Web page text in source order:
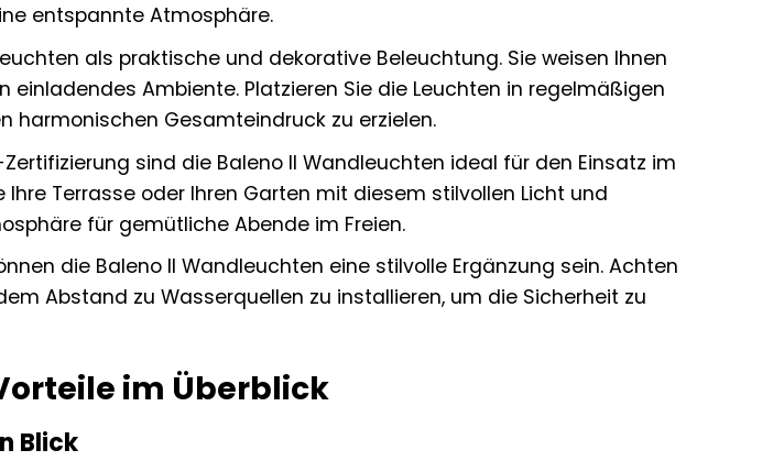
entspannte Atmosphäre.
als praktische und dekorative Beleuchtung. Sie weisen Ihnen
einladendes Ambiente. Platzieren Sie die Leuchten in regelmäßigen
harmonischen Gesamteindruck zu erzielen.
Zertifizierung sind die Baleno II Wandleuchten ideal für den Einsatz im
Terrasse oder Ihren Garten mit diesem stilvollen Licht und
für gemütliche Abende im Freien.
die Baleno II Wandleuchten eine stilvolle Ergänzung sein. Achten
Abstand zu Wasserquellen zu installieren, um die Sicherheit zu
im Überblick
Blick